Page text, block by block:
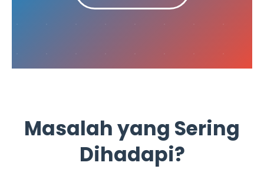
Masalah yang Sering
Dihadapi?